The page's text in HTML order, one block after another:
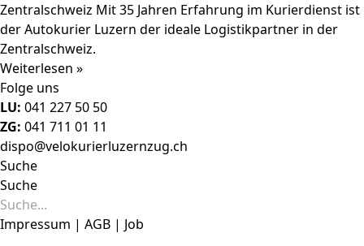
Zentralschweiz Mit 35 Jahren Erfahrung im Kurierdienst ist
der Autokurier Luzern der ideale Logistikpartner in der
Zentralschweiz.
Weiterlesen »
Folge uns
LU: 041 227 50 50
ZG: 041 711 01 11
dispo@velokurierluzernzug.ch
Suche
Suche
Impressum | AGB | Job